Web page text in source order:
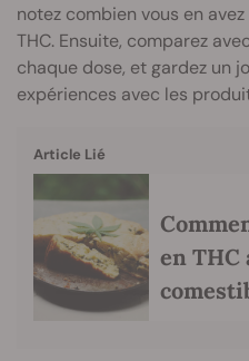
notez combien vous en
THC. Ensuite, comparez
chaque dose, et gardez un
expériences avec les
Article Lié
en THC